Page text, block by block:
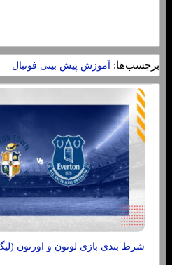
برچسب‌ها: آموزش پیش بینی فوتبال
شرط بندی بازی لوتون و اورتون (لیگ برتر